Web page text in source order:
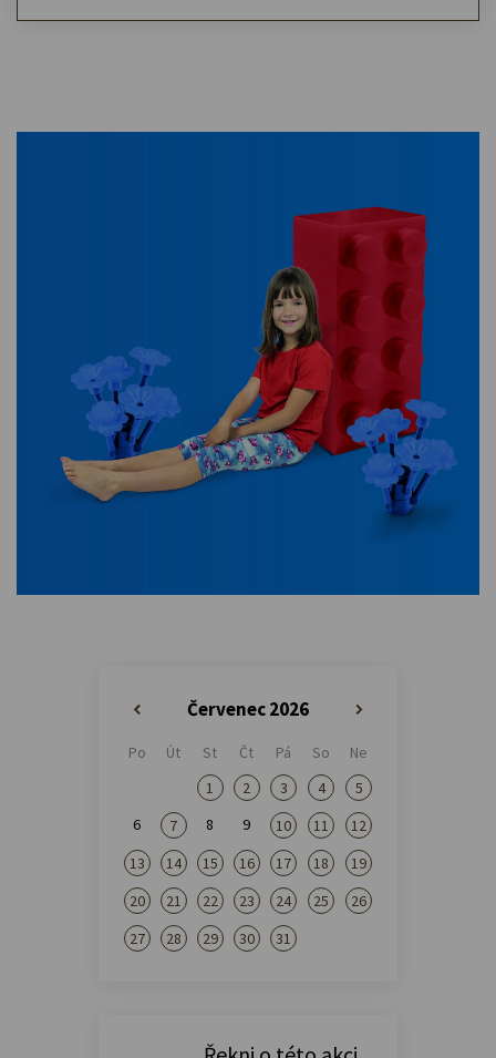
Červenec 2026
»
Po Út St Čt Pá So
Ne
1
2 3 4
5
6
7 8 9 10 11
12
13
14 15 16 17 18
19
20
21 22 23 24 25
26
27
28 29 30 31